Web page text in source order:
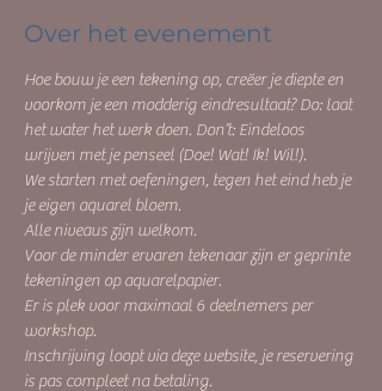
Over het evenement
Hoe bouw je een tekening op, creëer je diepte en
voorkom je een modderig eindresultaat? Do: laat
het water het werk doen. Don’t: Eindeloos
wrijven met je penseel (Doe! Wat! Ik! Wil!).
We starten met oefeningen, tegen het eind heb je
je eigen aquarel bloem.
Alle niveaus zijn welkom.
Voor de minder ervaren tekenaar zijn er geprinte
tekeningen op aquarelpapier.
Er is plek voor maximaal 6 deelnemers per
workshop.
Inschrijving loopt via deze website, je reservering
is pas compleet na betaling.